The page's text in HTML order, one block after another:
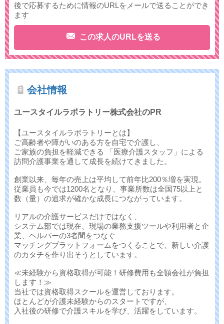
後で応募するために情報のURLをメールで送ることができ
ます
この求人のURLを送る
会社情報
ユースタイルラボラトリー株式会社のPR
【ユースタイルラボラトリーとは】
ご高齢者や障がいのある方を自宅で介護し、
ご家族の負担を軽減できる 「医療介護スタッフ」による
訪問介護事業を通して成長を続けてきました。
創業以来、毎年の売上は平均して前年比200％増を実現。
従業員も今では1200名となり、事業所数は全国75以上と
数（量）の追求が確かな成長につながっています。
リアルの介護サービスだけではなく、
システム部では現在、現場の業務支援ツールや利用者と企
業、ヘルパーの3者間をつなぐ
マッチングプラットフォームをつくることで、新しい介護
のカタチを作り出そうとしています。
≪未経験から資格取得が可能！研修費用も全額会社が負担
します！≫
当社では資格取得スクールを運営しております。
ほとんどが介護未経験からのスタートですが、
入社後の研修で介護スキルを学び、活躍をしています。